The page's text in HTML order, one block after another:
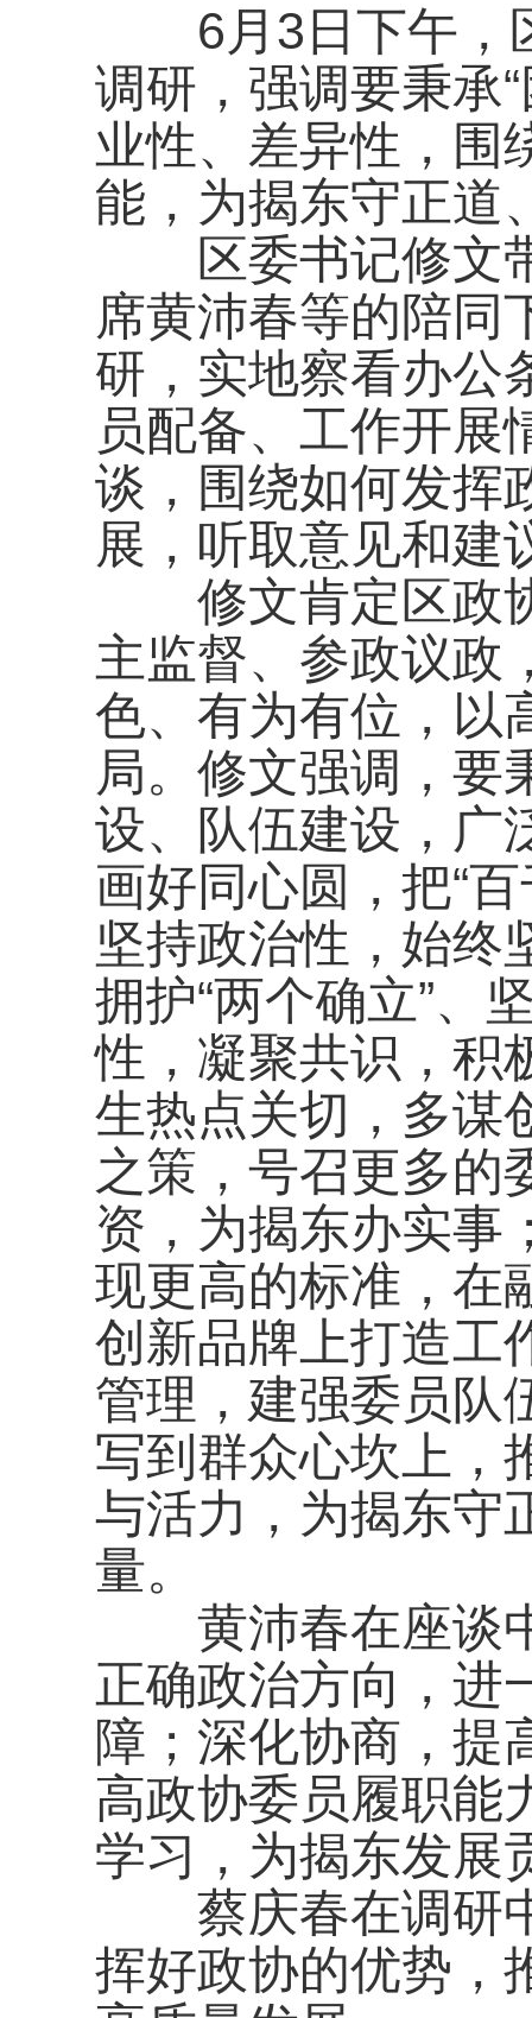
6 月 3 日下午
调研，强调要秉承
业性、差异性，围
能，为揭东守正道
区委书记修文
席黄沛春等的陪同
研，实地察看办公
员配备、工作开展
谈，围绕如何发挥
展，听取意见和建
修文肯定区政
主监督、参政议政
色、有为有位，以
局。修文强调，要
设、队伍建设，广
画好同心圆，把“
坚持政治性，始终
拥护“两个确立”、
性，凝聚共识，积
生热点关切，多谋
之策，号召更多的
资，为揭东办实事
现更高的标准，在
创新品牌上打造工
管理，建强委员队
写到群众心坎上，
与活力，为揭东守
量。
黄沛春在座谈
正确政治方向，进
障；深化协商，提
高政协委员履职能
学习，为揭东发展
蔡庆春在调研
挥好政协的优势，